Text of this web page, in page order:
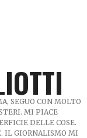
SEGUO CON MOLTO
MI PIACE
DELLE COSE.
IL GIORNALISMO MI